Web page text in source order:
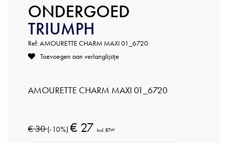
ONDERGOED
TRIUMPH
Ref: AMOURETTE CHARM MAXI 01_6720
Toevoegen aan verlanglijstje
AMOURETTE CHARM MAXI 01_6720
€ 30(-10%) € 27 Incl. BTW